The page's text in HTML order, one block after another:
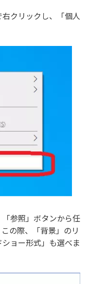
クリックし、「個人
参照」ボタンから任
の際、「背景」のリ
ョー形式」も選べま